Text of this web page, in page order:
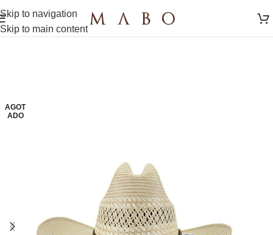
Skip to navigation
Skip to main content
AGOT
ADO